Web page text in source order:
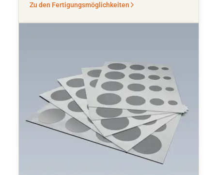
Zu den Fertigungsmöglichkeiten